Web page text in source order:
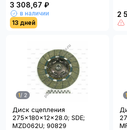
3 308,67 ₽
в наличии
13 дней
2
1/ 2
Диск сцепления
275x180x12x28.0; SDE;
MZD062U; 90829
1